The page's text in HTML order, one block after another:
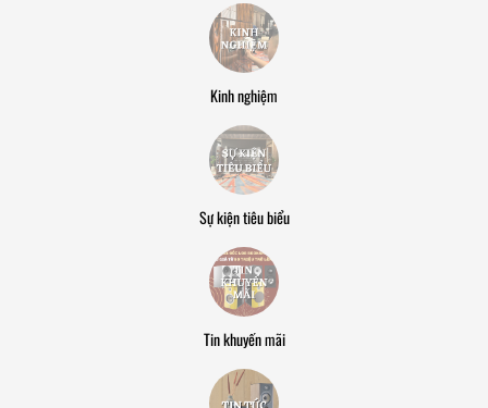
Kinh nghiệm
Sự kiện tiêu biểu
Tin khuyến mãi